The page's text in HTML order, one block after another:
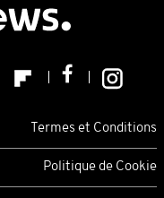
Termes et Conditions
Politique de Cookie